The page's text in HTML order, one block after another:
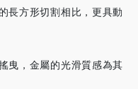
長方形切割相比，更具動
曳，金屬的光滑質感為其